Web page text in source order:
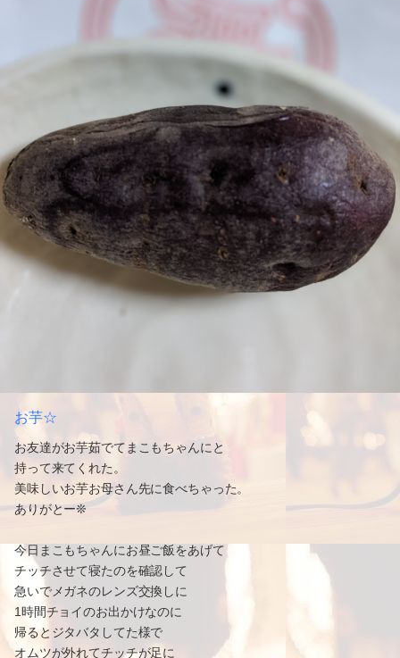
お芋☆
お友達がお芋茹でてまこもちゃんにと
持って来てくれた。
美味しいお芋お母さん先に食べちゃった。
ありがとー❊
今日まこもちゃんにお昼ご飯をあげて
チッチさせて寝たのを確認して
急いでメガネのレンズ交換しに
1時間チョイのお出かけなのに
帰るとジタバタしてた様で
オムツが外れてチッチが足に